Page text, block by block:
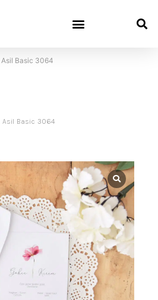
Asil Basic 3064
Asil Basic 3064